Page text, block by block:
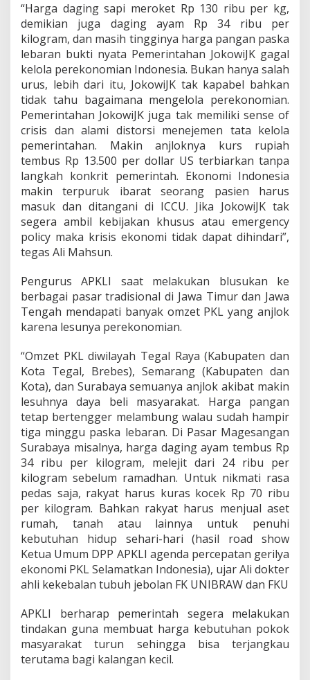
,
H
a
r
g
a
P
a
n
g
a
n
M
e
r
o
k
e
t
k
a
L
b
r
a
n
“Harga daging sapi meroket Rp 130 ribu per kg,
demikian juga daging ayam Rp 34 ribu per
kilogram, dan masih tingginya harga pangan paska
lebaran bukti nyata Pemerintahan JokowiJK gagal
kelola perekonomian Indonesia. Bukan hanya salah
urus, lebih dari itu, JokowiJK tak kapabel bahkan
tidak tahu bagaimana mengelola perekonomian.
Pemerintahan JokowiJK juga tak memiliki sense of
crisis dan alami distorsi menejemen tata kelola
pemerintahan. Makin anjloknya kurs rupiah
tembus Rp 13.500 per dollar US terbiarkan tanpa
langkah konkrit pemerintah. Ekonomi Indonesia
makin terpuruk ibarat seorang pasien harus
masuk dan ditangani di ICCU. Jika JokowiJK tak
segera ambil kebijakan khusus atau emergency
policy maka krisis ekonomi tidak dapat dihindari”,
tegas Ali Mahsun.
Pengurus APKLI saat melakukan blusukan ke
berbagai pasar tradisional di Jawa Timur dan Jawa
Tengah mendapati banyak omzet PKL yang anjlok
karena lesunya perekonomian.
“Omzet PKL diwilayah Tegal Raya (Kabupaten dan
Kota Tegal, Brebes), Semarang (Kabupaten dan
Kota), dan Surabaya semuanya anjlok akibat makin
lesuhnya daya beli masyarakat. Harga pangan
tetap bertengger melambung walau sudah hampir
tiga minggu paska lebaran. Di Pasar Magesangan
Surabaya misalnya, harga daging ayam tembus Rp
34 ribu per kilogram, melejit dari 24 ribu per
kilogram sebelum ramadhan. Untuk nikmati rasa
pedas saja, rakyat harus kuras kocek Rp 70 ribu
per kilogram. Bahkan rakyat harus menjual aset
rumah, tanah atau lainnya untuk penuhi
kebutuhan hidup sehari-hari (hasil road show
Ketua Umum DPP APKLI agenda percepatan gerilya
ekonomi PKL Selamatkan Indonesia), ujar Ali dokter
ahli kekebalan tubuh jebolan FK UNIBRAW dan FKU
APKLI berharap pemerintah segera melakukan
tindakan guna membuat harga kebutuhan pokok
masyarakat turun sehingga bisa terjangkau
terutama bagi kalangan kecil.